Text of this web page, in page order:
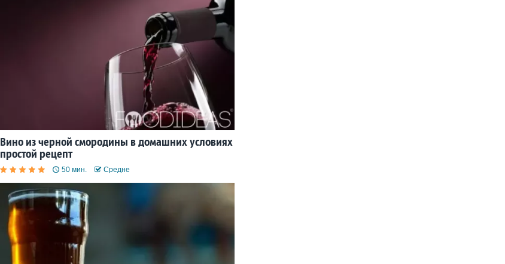
Вино из черной смородины в домашних условиях
простой рецепт
50 мин. Средне